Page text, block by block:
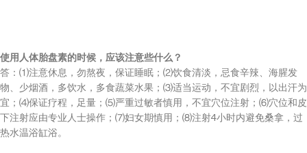
使用人体胎盘素的时候，应该注意些什么？
答：⑴注意休息，勿熬夜，保证睡眠；⑵饮食清淡，忌食辛辣、海腥发
物、少烟酒，多饮水，多食蔬菜水果；⑶适当运动，不宜剧烈，以出汗为
宜；⑷保证疗程，足量；⑸严重过敏者慎用，不宜穴位注射；⑹穴位和皮
下注射应由专业人士操作；⑺妇女期慎用；⑻注射4小时内避免桑拿，过
热水温浴缸浴。